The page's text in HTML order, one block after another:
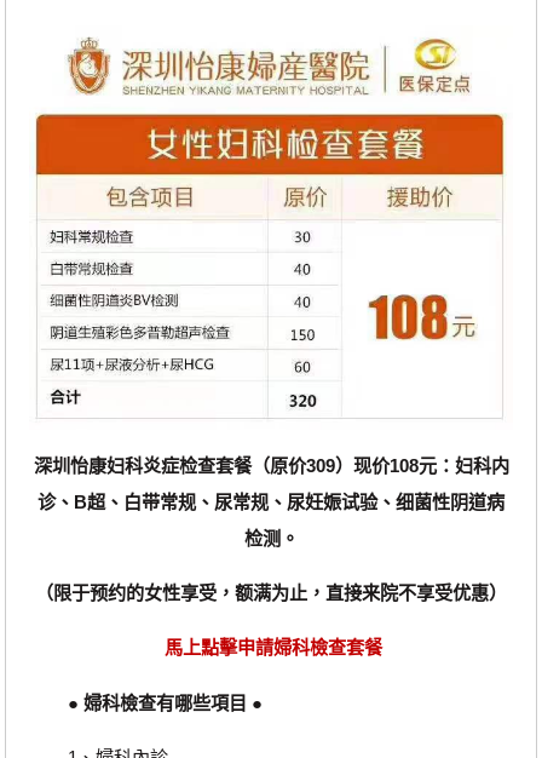
深圳怡康妇科炎症检查套餐（原价309）现价108元：妇科内
诊、B超、白带常规、尿常规、尿妊娠试验、细菌性阴道病
检测。
（限于预约的女性享受，额满为止，直接来院不享受优惠）
馬上點擊申請婦科檢查套餐
● 婦科檢查有哪些項目 ●